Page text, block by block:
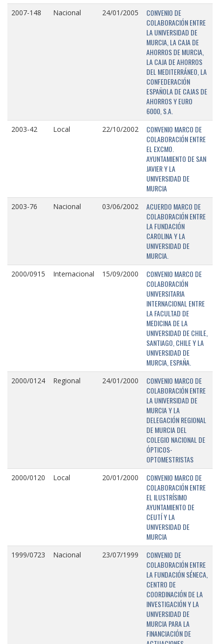
2007-148 Nacional 24/01/2005
CONVENIO DE
COLABORACIÓN ENTRE
LA UNIVERSIDAD DE
MURCIA, LA CAJA DE
AHORROS DE MURCIA,
LA CAJA DE AHORROS
DEL MEDITERRÁNEO, LA
CONFEDERACIÓN
ESPAÑOLA DE CAJAS DE
AHORROS Y EURO
6000, S.A.
2003-42 Local 22/10/2002
CONVENIO MARCO DE
COLABORACIÓN ENTRE
EL EXCMO.
AYUNTAMIENTO DE SAN
JAVIER Y LA
UNIVERSIDAD DE
MURCIA
2003-76 Nacional 03/06/2002
ACUERDO MARCO DE
COLABORACIÓN ENTRE
LA FUNDACIÓN
CAROLINA Y LA
UNIVERSIDAD DE
MURCIA.
2000/0915 Internacional 15/09/2000
CONVENIO MARCO DE
COLABORACIÓN
UNIVERSITARIA
INTERNACIONAL ENTRE
LA FACULTAD DE
MEDICINA DE LA
UNIVERSIDAD DE CHILE,
SANTIAGO, CHILE Y LA
UNIVERSIDAD DE
MURCIA, ESPAÑA.
2000/0124 Regional 24/01/2000
CONVENIO MARCO DE
COLABORACIÓN ENTRE
LA UNIVERSIDAD DE
MURCIA Y LA
DELEGACIÓN REGIONAL
DE MURCIA DEL
COLEGIO NACIONAL DE
ÓPTICOS-
OPTOMESTRISTAS
2000/0120 Local 20/01/2000
CONVENIO MARCO DE
COLABORACIÓN ENTRE
EL ILUSTRÍSIMO
AYUNTAMIENTO DE
CEUTÍ Y LA
UNIVERSIDAD DE
MURCIA
1999/0723 Nacional 23/07/1999
CONVENIO DE
COLABORACIÓN ENTRE
LA FUNDACIÓN SÉNECA,
CENTRO DE
COORDINACIÓN DE LA
INVESTIGACIÓN Y LA
UNIVERSIDAD DE
MURCIA PARA LA
FINANCIACIÓN DE